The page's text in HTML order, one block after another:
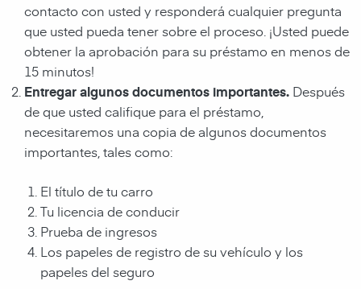
contacto con usted y responderá cualquier pregunta
que usted pueda tener sobre el proceso. ¡Usted puede
obtener la aprobación para su préstamo en menos de
15 minutos!
Entregar algunos documentos importantes. Después
de que usted califique para el préstamo,
necesitaremos una copia de algunos documentos
importantes, tales como:
El título de tu carro
Tu licencia de conducir
Prueba de ingresos
Los papeles de registro de su vehículo y los
papeles del seguro